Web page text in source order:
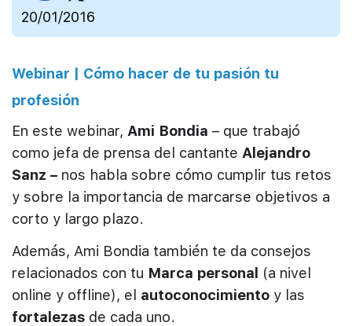
20/01/2016
Webinar | Cómo hacer de tu pasión tu
profesión
En este webinar, Ami Bondia – que trabajó
como jefa de prensa del cantante Alejandro
Sanz – nos habla sobre cómo cumplir tus retos
y sobre la importancia de marcarse objetivos a
corto y largo plazo.
Además, Ami Bondia también te da consejos
relacionados con tu Marca personal
(a nivel
online y offline), el autoconocimiento y las
fortalezas de cada uno.